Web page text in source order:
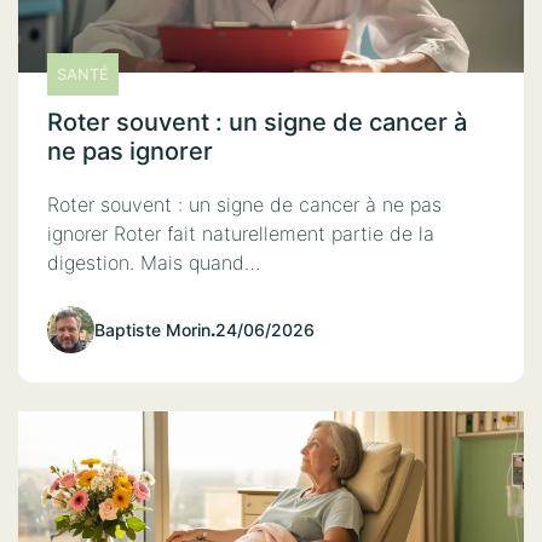
SANTÉ
Roter souvent : un signe de cancer à
ne pas ignorer
Roter souvent : un signe de cancer à ne pas
ignorer Roter fait naturellement partie de la
digestion. Mais quand…
Baptiste Morin.24/06/2026